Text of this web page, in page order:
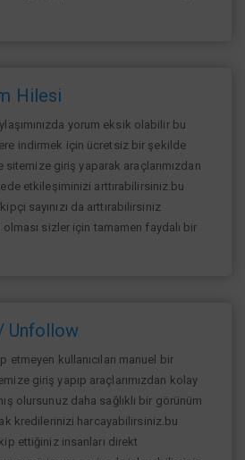
Hilesi
yorum eksik olabilir bu
indirmek için ücretsiz bir şekilde
sitemize giriş yaparak araçlarımızdan
etkileşiminizi arttırabilirsiniz.bu
sayınızı da arttırabilirsiniz
sizler için tamamen faydalı bir
Unfollow
kullanıcıları manuel bir
giriş yapıp araçlarımızdan kolay
olursunuz daha sağlıklı bir görünüm
kredilerinizi harcayabilirsiniz.bu
ettiğiniz insanları direkt